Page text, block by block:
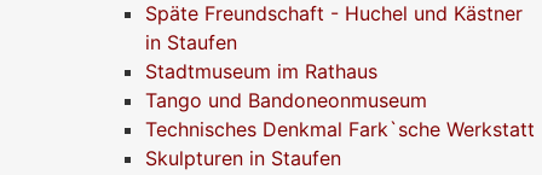
Späte Freundschaft - Huchel und Kästner
in Staufen
Stadtmuseum im Rathaus
Tango und Bandoneonmuseum
Technisches Denkmal Fark`sche Werkstatt
Skulpturen in Staufen